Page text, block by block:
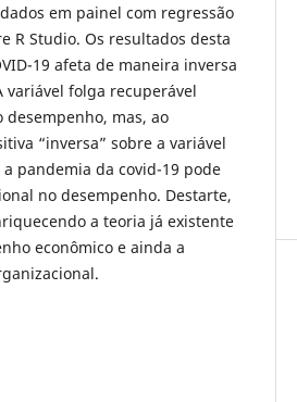
em painel com regressão
R Studio. Os resultados desta
19 afeta de maneira inversa
variável folga recuperável
mas, ao
“inversa” sobre a variável
pandemia da covid-19 pode
no desempenho. Destarte,
a teoria já existente
econômico e ainda a